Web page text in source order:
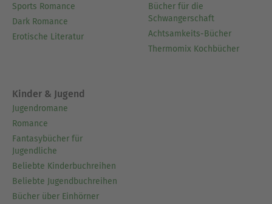
Sports Romance
Dark Romance
Erotische Literatur
Bücher für die
Schwangerschaft
Achtsamkeits-Bücher
Thermomix Kochbücher
Kinder & Jugend
Jugendromane
Romance
Fantasybücher für
Jugendliche
Beliebte Kinderbuchreihen
Beliebte Jugendbuchreihen
Bücher über Einhörner